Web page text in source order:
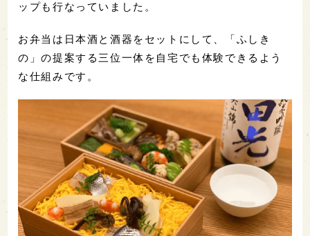
ップも行なっていました。
お弁当は日本酒と酒器をセットにして、「ふしき
の」の提案する三位一体を自宅でも体験できるよう
な仕組みです。